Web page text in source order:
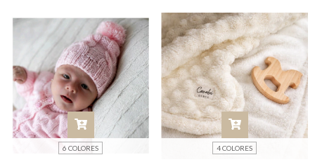
6 COLORES 4 COLORES